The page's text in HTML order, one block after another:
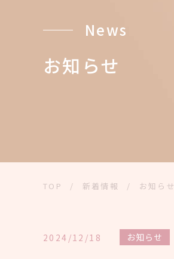
News
お知らせ
TOP / 新着情報 / お知らせ
2024/12/18 お知らせ